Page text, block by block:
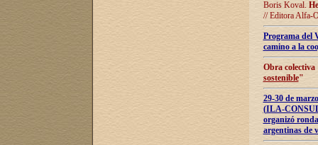
Boris Koval.
// Editora Alfa-
Programa del
camino a la
Obra
sostenible"
29-30 de
(ILA-
organizó
argentinas de